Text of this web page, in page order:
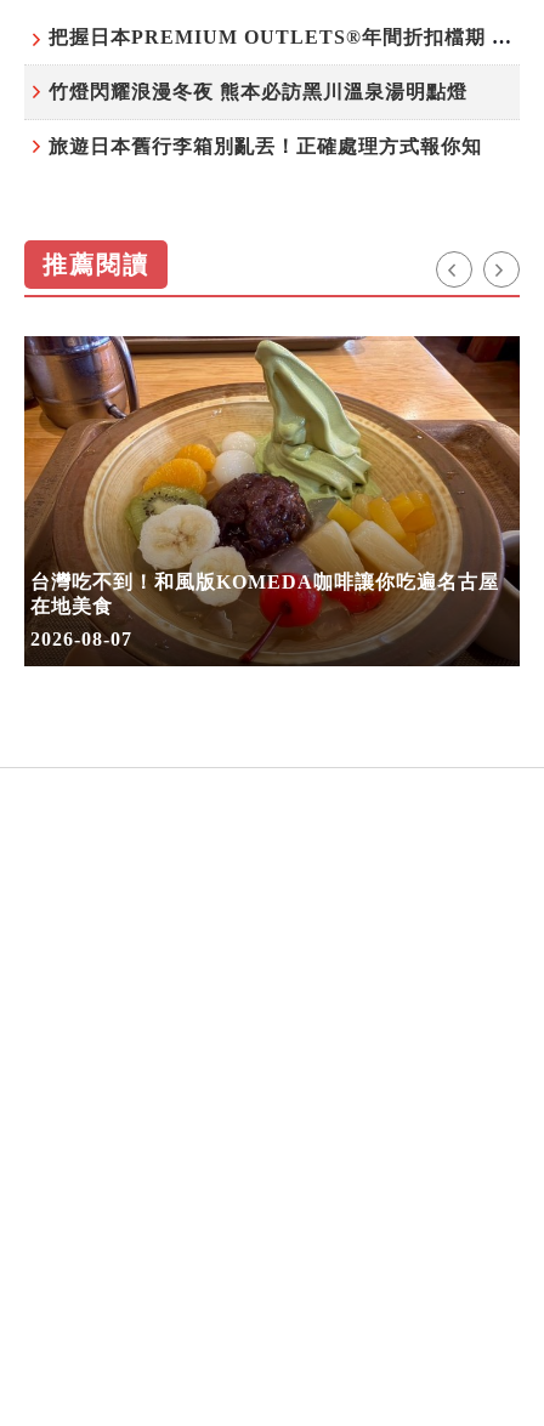
把握日本PREMIUM OUTLETS®年間折扣檔期 越買越划算
竹燈閃耀浪漫冬夜 熊本必訪黑川溫泉湯明點燈
旅遊日本舊行李箱別亂丟！正確處理方式報你知
推薦閱讀
台灣吃不到！和風版KOMEDA咖啡讓你吃遍名古屋
在地美食
2026-08-07